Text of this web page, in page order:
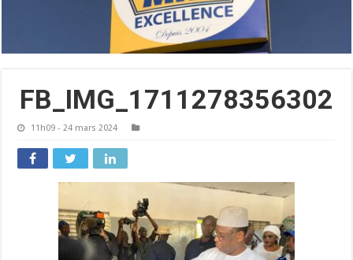
FB_IMG_1711278356302
11h09 - 24 mars 2024